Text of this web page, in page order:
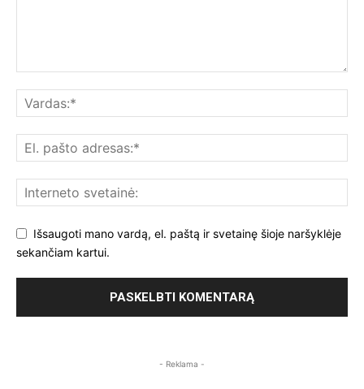
Išsaugoti mano vardą, el. paštą ir svetainę šioje naršyklėje
sekančiam kartui.
- Reklama -